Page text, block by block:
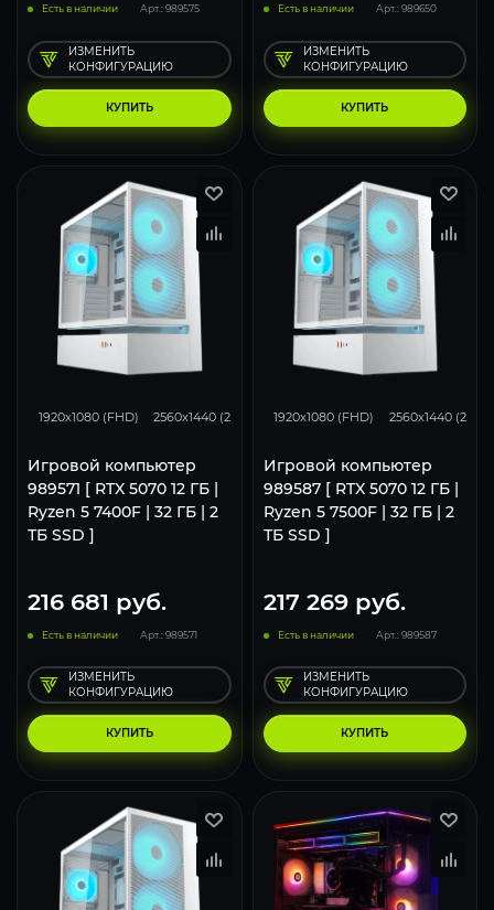
Есть в наличии Арт.: 989575
КУПИТЬ
ИЗМЕНИТЬ
КОНФИГУРАЦИЮ
Есть в наличии Арт.: 989650
КУПИТЬ
ИЗМЕНИТЬ
КОНФИГУРАЦИЮ
1920x1080 (FHD) 2560x1440 (2K) 3840x2160 (4K)
Игровой компьютер
989571 [ RTX 5070 12 ГБ |
Ryzen 5 7400F | 32 ГБ | 2
ТБ SSD ]
216 681 руб.
Есть в наличии Арт.: 989571
КУПИТЬ
ИЗМЕНИТЬ
КОНФИГУРАЦИЮ
1920x1080 (FHD) 2560x1440 (2K)
Игровой компьютер
989587 [ RTX 5070 12 ГБ |
Ryzen 5 7500F | 32 ГБ | 2
ТБ SSD ]
217 269руб.
Есть в наличии Арт.: 989587
КУПИТЬ
ИЗМЕНИТЬ
КОНФИГУРАЦИЮ